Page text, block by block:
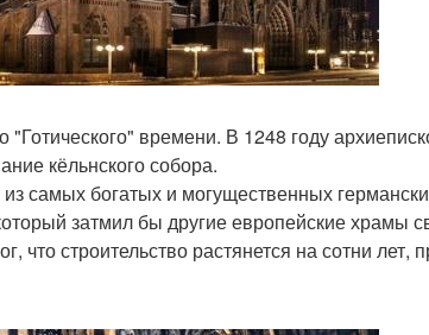
времени. В 1248 году
кёльнского собора.
самых богатых и могущественных
затмил бы другие европейские храмы
строительство растянется на сотни лет,